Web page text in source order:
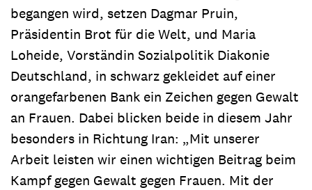
begangen wird, setzen Dagmar Pruin,
Präsidentin Brot für die Welt, und Maria
Loheide, Vorständin Sozialpolitik Diakonie
Deutschland, in schwarz gekleidet auf einer
orangefarbenen Bank ein Zeichen gegen Gewalt
an Frauen. Dabei blicken beide in diesem Jahr
besonders in Richtung Iran: „Mit unserer
Arbeit leisten wir einen wichtigen Beitrag beim
Kampf gegen Gewalt gegen Frauen. Mit der